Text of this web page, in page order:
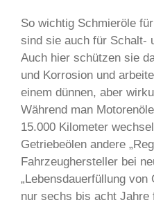
So wichtig Schmieröle
sind sie auch für Schalt-
Auch hier schützen sie
und Korrosion und
einem dünnen, aber
Während man
15.000 Kilometer
Getriebeölen andere
Fahrzeughersteller bei
„Lebensdauerfüllung von
nur sechs bis acht Jahre